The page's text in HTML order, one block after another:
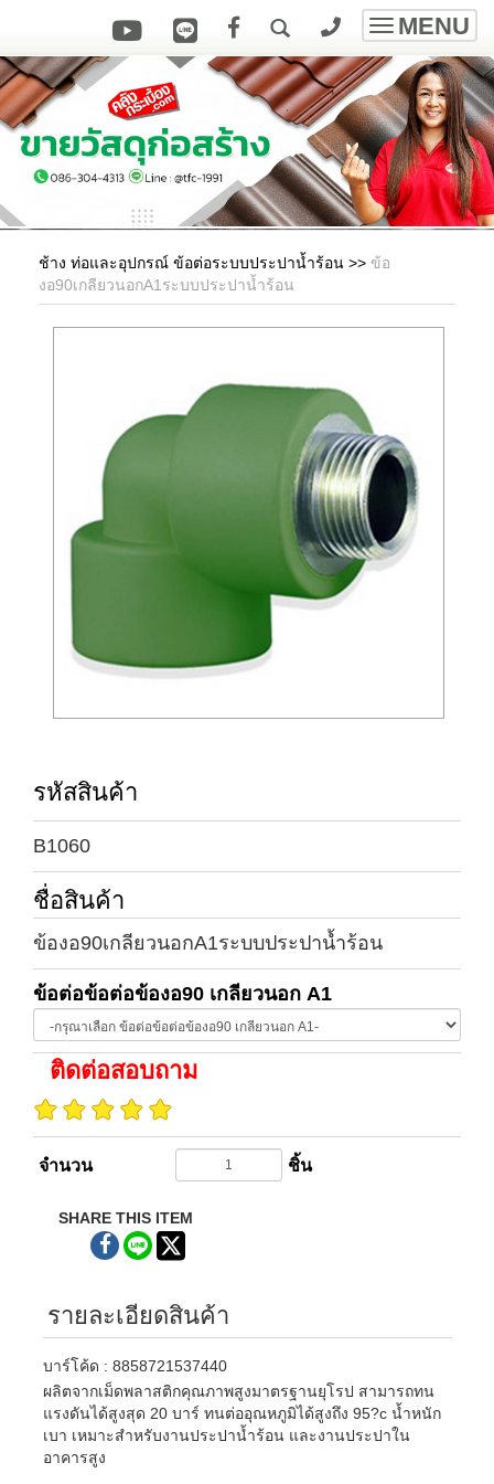
Toggle
MENU
ช้าง ท่อและอุปกรณ์ ข้อต่อระบบประปาน้ำร้อน>> ข้อ
งอ90เกลียวนอกA1ระบบประปาน้ำร้อน
รหัสสินค้า
B1060
ชื่อสินค้า
ข้องอ90เกลียวนอกA1ระบบประปาน้ำร้อน
ข้อต่อข้อต่อข้องอ90 เกลียวนอก A1
ติดต่อสอบถาม
จำนวน ชิ้น
SHARE THIS ITEM
รายละเอียดสินค้า
บาร์โค้ด : 8858721537440
ผลิตจากเม็ดพลาสติกคุณภาพสูงมาตรฐานยุโรป สามารถทน
แรงดันได้สูงสุด 20 บาร์ ทนต่ออุณหภูมิได้สูงถึง 95?c น้ำหนัก
เบา เหมาะสำหรับงานประปาน้ำร้อน และงานประปาใน
อาคารสูง